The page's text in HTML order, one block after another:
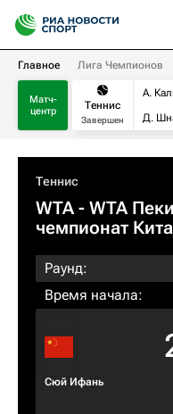
Главное Лига Чемпионов
Матч-
центр
Теннис
Завершен
А.
Д.
Теннис
WTA- WTA
чемпионат
Раунд:
Время начала:
Сюй Ифань